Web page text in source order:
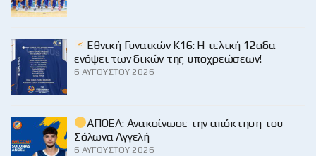
Εθνική Γυναικών Κ16: Η τελική 12αδα
ενόψει των δικών της υποχρεώσεων!
6 ΑΥΓΟΎΣΤΟΥ 2026
ΑΠΟΕΛ: Ανακοίνωσε την απόκτηση του
Σόλωνα Αγγελή
6 ΑΥΓΟΎΣΤΟΥ 2026